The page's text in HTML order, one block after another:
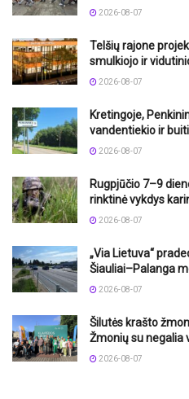
2026-08-07
Telšių rajone
smulkiojo ir
2026-08-07
Kretingoje,
vandentiekio ir
2026-08-07
Rugpjūčio 7–9
rinktinė vykdys
2026-08-07
„Via Lietuva“
Šiauliai–Palanga
2026-08-07
Šilutės krašto
Žmonių su negalia
2026-08-07